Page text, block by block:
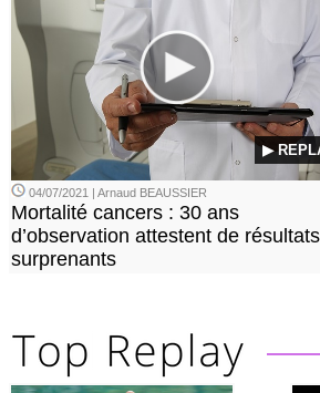
▶
04/07/2021 | Arnaud BEAUSSIER
Mortalité cancers : 30 ans
d’observation attestent de résultats
surprenants